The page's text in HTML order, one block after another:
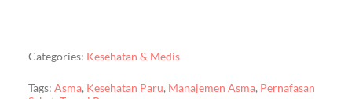
Categories: Kesehatan & Medis
Tags: Asma, Kesehatan Paru, Manajemen Asma, Pernafasan